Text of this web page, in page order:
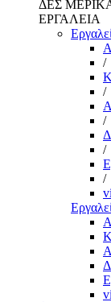
ΔΕΣ
ΕΡΓΑΛΕΙΑ
/
/
/
/
/